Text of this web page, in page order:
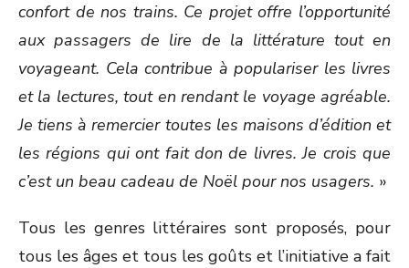
confort de nos trains. Ce projet offre l’opportunité
aux passagers de lire de la littérature tout en
voyageant. Cela contribue à populariser les livres
et la lectures, tout en rendant le voyage agréable.
Je tiens à remercier toutes les maisons d’édition et
les régions qui ont fait don de livres. Je crois que
c’est un beau cadeau de Noël pour nos usagers. »
Tous les genres littéraires sont proposés, pour
tous les âges et tous les goûts et l’initiative a fait